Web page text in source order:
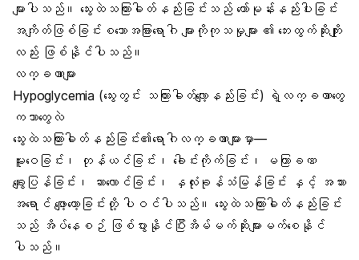
များပါသည်။ သွေးထဲသကြားဓါတ်နည်းခြင်းသည် ဟော်မုန်းနည်းပါးခြင်း
အကျိတ်ဖြစ်ခြင်းစသောအခြားရောဂါ များကိုကုသမှုများ ၏ ဘေးထွက်ဆိုးကျိုး
လည်း ဖြစ်နိုင်ပါသည်။
လက္ခဏာများ
Hypoglycemia (သွေးတွင်း သကြားဓါတ်လျော့နည်းခြင်း) ရဲ့လက္ခဏာတွေ
ကဘာတွေလဲ
သွေးထဲသကြားဓါတ်နည်းခြင်း၏ရောဂါလက္ခဏာများမှာ—
မူးဝေခြင်း၊ တုန်ယင်ခြင်း၊ ခေါင်းကိုက်ခြင်း၊ မကြာခဏ
ချွေးပြန်ခြင်း၊ ဆာလောင်ခြင်း၊ နှလုံးခုန်သံမြန်ခြင်း နှင့် အသား
အရောင် ဖျော့တော့ခြင်းတို့ ပါဝင်ပါသည်။ သွေးထဲသကြားဓါတ်နည်းခြင်း
သည် အိပ်နေစဉ် ဖြစ်ပွားနိုင်ပြီးအိမ်မက်ဆိုးများမက်စေနိုင်
ပါသည်။